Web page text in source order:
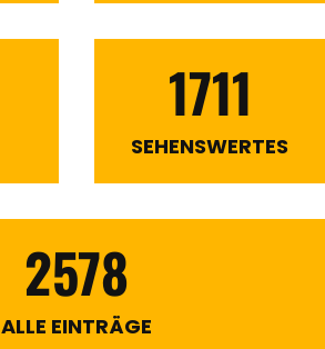
1711
SEHENSWERTES
2578
ALLE EINTRÄGE